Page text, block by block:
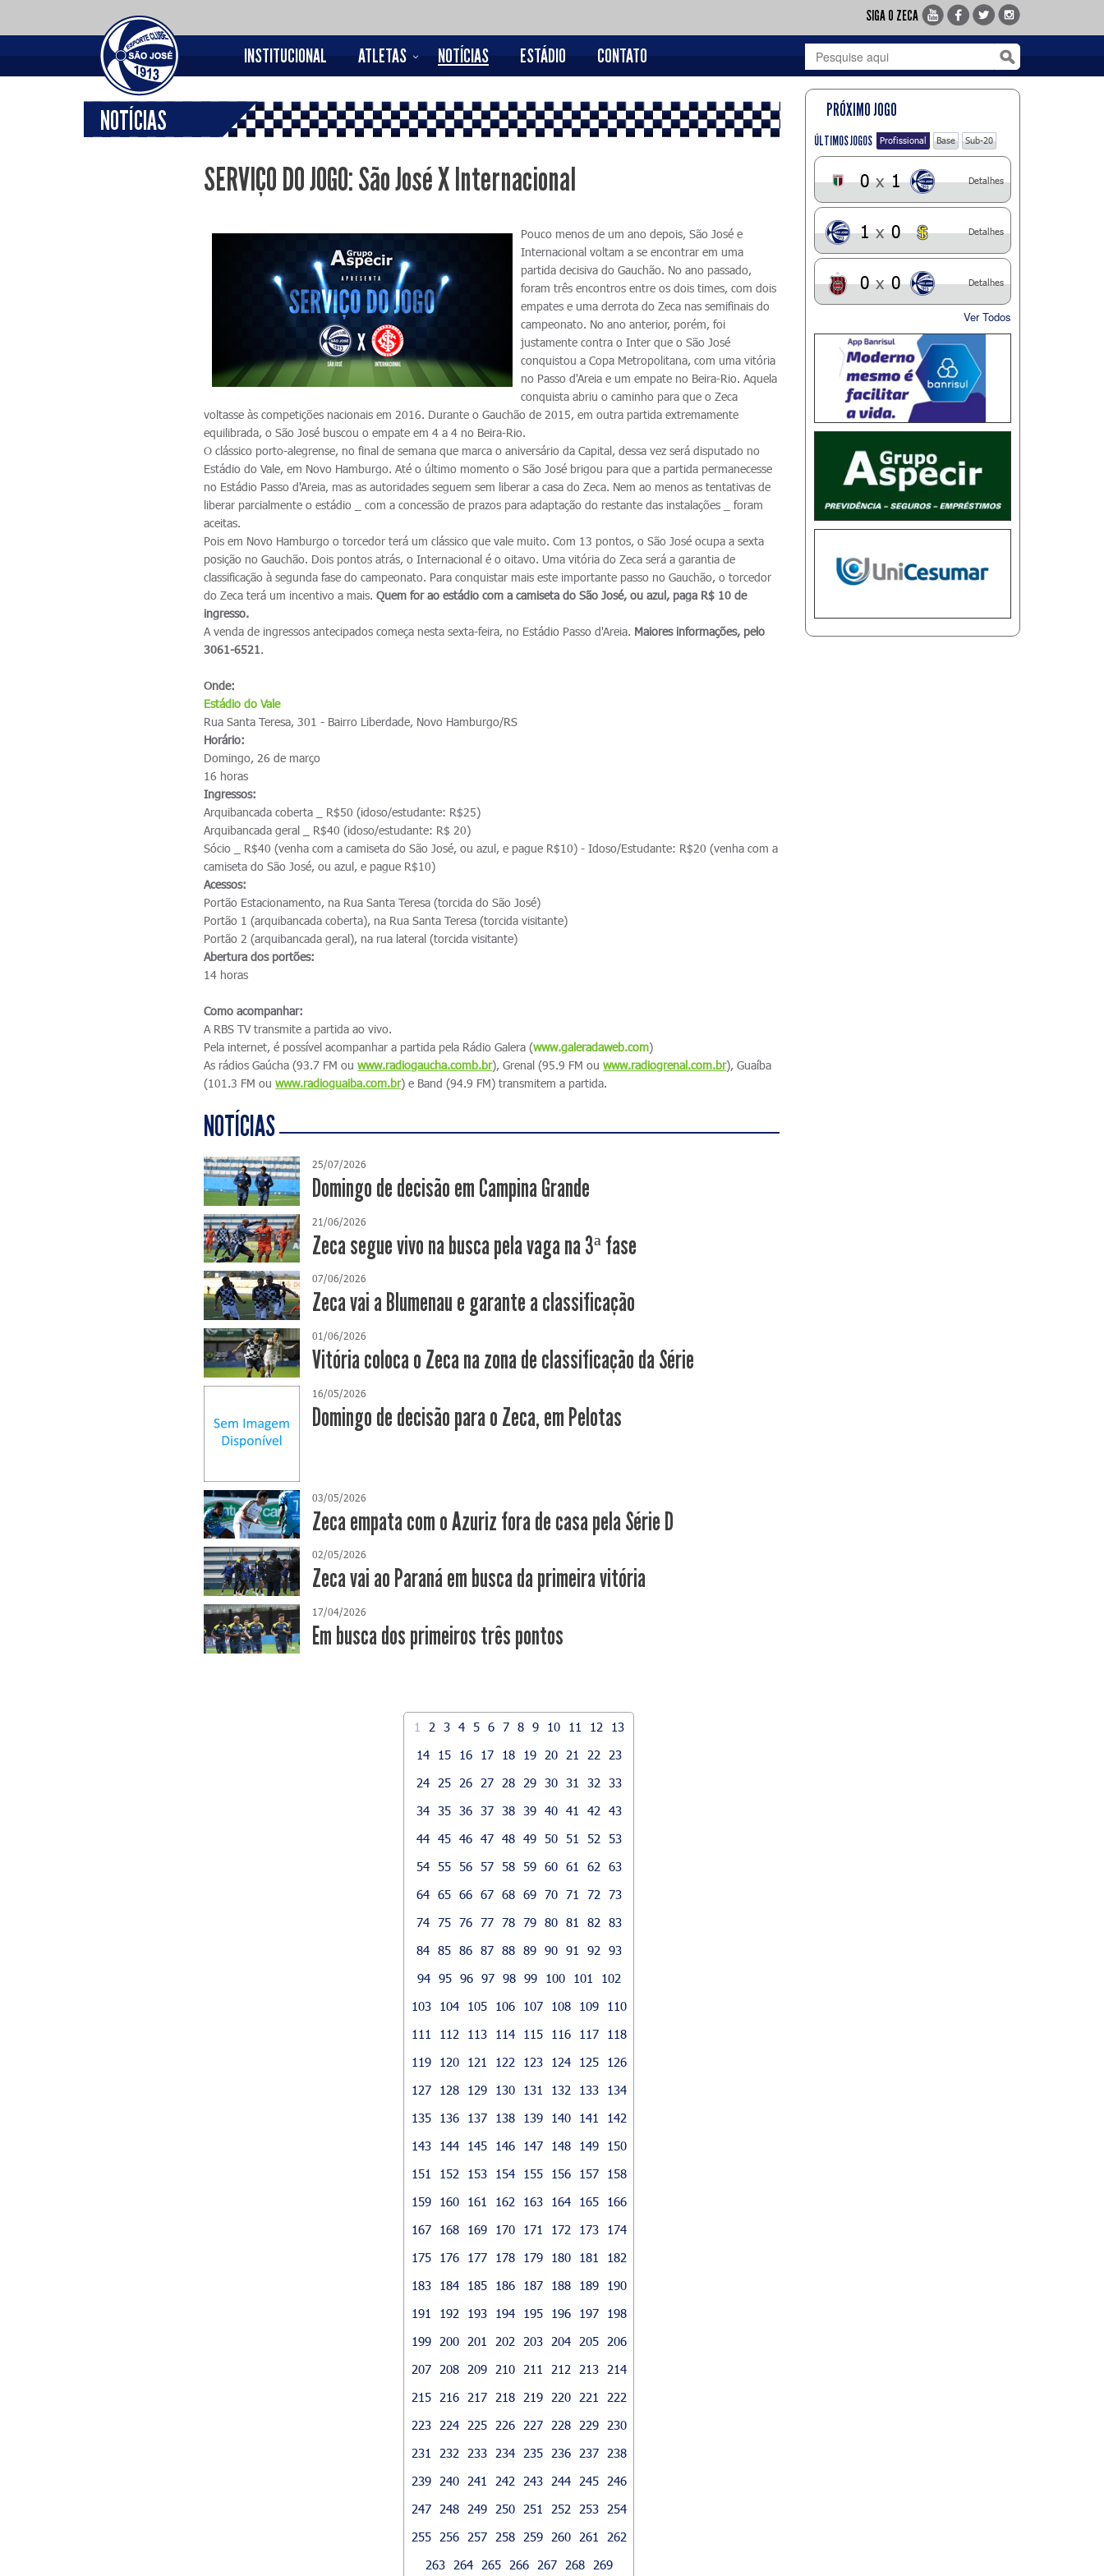
SIGA O ZECA
INSTITUCIONAL ATLETAS NOTÍCIAS ESTÁDIO CONTATO
NOTÍCIAS
SERVIÇO DO JOGO: São José X Internacional
Pouco menos de um ano depois, São José e
Internacional voltam a se encontrar em uma
partida decisiva do Gauchão. No ano passado,
foram três encontros entre os dois times, com dois
empates e uma derrota do Zeca nas semifinais do
campeonato. No ano anterior, porém, foi
justamente contra o Inter que o São José
conquistou a Copa Metropolitana, com uma vitória
no Passo d'Areia e um empate no Beira-Rio. Aquela
conquista abriu o caminho para que o Zeca
voltasse às competições nacionais em 2016. Durante o Gauchão de 2015, em outra partida extremamente
equilibrada, o São José buscou o empate em 4 a 4 no Beira-Rio.
O clássico porto-alegrense, no final de semana que marca o aniversário da Capital, dessa vez será disputado no
Estádio do Vale, em Novo Hamburgo. Até o último momento o São José brigou para que a partida permanecesse
no Estádio Passo d'Areia, mas as autoridades seguem sem liberar a casa do Zeca. Nem ao menos as tentativas de
liberar parcialmente o estádio _ com a concessão de prazos para adaptação do restante das instalações _ foram
aceitas.
Pois em Novo Hamburgo o torcedor terá um clássico que vale muito. Com 13 pontos, o São José ocupa a sexta
posição no Gauchão. Dois pontos atrás, o Internacional é o oitavo. Uma vitória do Zeca será a garantia de
classificação à segunda fase do campeonato. Para conquistar mais este importante passo no Gauchão, o torcedor
do Zeca terá um incentivo a mais.Quem for ao estádio com a camiseta do São José, ou azul, paga R$ 10 de
ingresso.
A venda de ingressos antecipados começa nesta sexta-feira, no Estádio Passo d'Areia. Maiores informações, pelo
3061-6521.
Onde:
Estádio do Vale
Rua Santa Teresa, 301 - Bairro Liberdade, Novo Hamburgo/RS
Horário:
Domingo, 26 de março
16 horas
Ingressos:
Arquibancada coberta _ R$50 (idoso/estudante: R$25)
Arquibancada geral _ R$40 (idoso/estudante: R$ 20)
Sócio _ R$40 (venha com a camiseta do São José, ou azul, e pague R$10) - Idoso/Estudante: R$20 (venha com a
camiseta do São José, ou azul, e pague R$10)
Acessos:
Portão Estacionamento, na Rua Santa Teresa (torcida do São José)
Portão 1 (arquibancada coberta), na Rua Santa Teresa (torcida visitante)
Portão 2 (arquibancada geral), na rua lateral (torcida visitante)
Abertura dos portões:
14 horas
Como acompanhar:
A RBS TV transmite a partida ao vivo.
Pela internet, é possível acompanhar a partida pela Rádio Galera (www.galeradaweb.com)
As rádios Gaúcha (93.7 FM ouwww.radiogaucha.comb.br), Grenal (95.9 FM ouwww.radiogrenal.com.br), Guaíba
(101.3 FM ouwww.radioguaiba.com.br) e Band (94.9 FM) transmitem a partida.
NOTÍCIAS
25/07/2026
Domingo de decisão em Campina Grande
21/06/2026
Zeca segue vivo na busca pela vaga na 3ª fase
07/06/2026
Zeca vai a Blumenau e garante a classificação
01/06/2026
Vitória coloca o Zeca na zona de classificação da Série
16/05/2026
Domingo de decisão para o Zeca, em Pelotas
03/05/2026
Zeca empata com o Azuriz fora de casa pela Série D
02/05/2026
Zeca vai ao Paraná em busca da primeira vitória
17/04/2026
​Em busca dos primeiros três pontos
1 2 3 4 5 6 7 8 9 10 11 12
13
14
15 16 17 18 19 20 21 22
23
24
25 26 27 28 29 30 31 32
33
34 35 36 37 38 39 40 41 42
43
44 45 46 47 48 49 50 51 52
53
54 55 56 57 58 59 60 61 62
63
64 65 66 67 68 69 70 71 72
73
74 75 76 77 78 79 80 81 82
83
84 85 86 87 88 89 90 91 92
93
94 95 96 97 98 99 100 101
102
103
104 105 106 107 108 109
110
111
112 113 114 115 116 117
118
119
120 121 122 123 124 125
126
127
128 129 130 131 132 133
134
135
136 137 138 139 140 141
142
143
144 145 146 147 148 149
150
151
152 153 154 155 156 157
158
159
160 161 162 163 164 165
166
167
168 169 170 171 172 173
174
175
176 177 178 179 180 181
182
183
184 185 186 187 188 189
190
191
192 193 194 195 196 197
198
199
200 201 202 203 204 205
206
207
208 209 210 211 212 213
214
215
216 217 218 219 220 221
222
223
224 225 226 227 228 229
230
231
232 233 234 235 236 237
238
239
240 241 242 243 244 245
246
247
248 249 250 251 252 253
254
255
256 257 258 259 260 261
262
263
264 265 266 267 268 269
PRÓXIMO JOGO
ÚLTIMOS JOGOS Profissional Base Sub-20
0 x 1 Detalhes
1 x 0 Detalhes
0 x 0 Detalhes
Ver Todos